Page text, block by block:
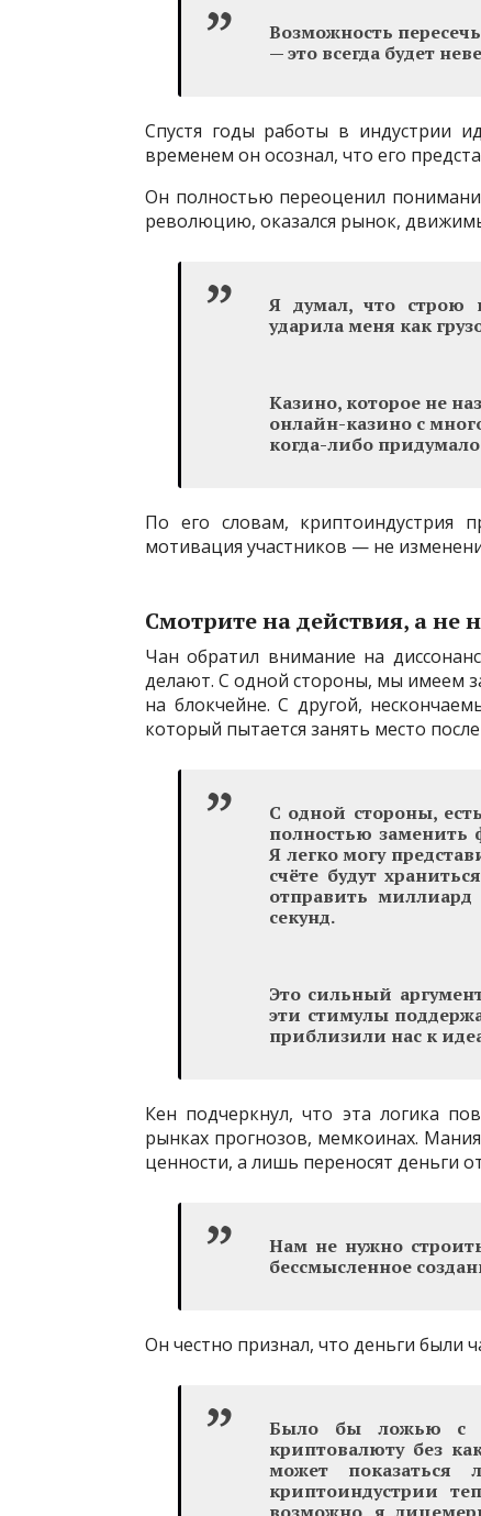
Возможность
— это всегда будет
Спустя годы работы в индустрии
временем он осознал, что его
Он полностью переоценил
революцию, оказался рынок,
Я думал, что строю
ударила меня как
Казино, которое не
онлайн-казино с
когда-либо
По его словам, криптоиндустрия
мотивация участников — не
Смотрите на действия, а не
Чан обратил внимание на
делают. С одной стороны, мы имеем
на блокчейне. С другой,
который пытается занять место
С одной стороны,
полностью заменить
Я легко могу
счёте будут
отправить
секунд.
Это сильный
эти стимулы
приблизили нас к
Кен подчеркнул, что эта логика
рынках прогнозов, мемкоинах.
ценности, а лишь переносят деньги
Нам не нужно
бессмысленное
Он честно признал, что деньги были
Было бы ложью с
криптовалюту без
может
криптоиндустрии
возможно, я